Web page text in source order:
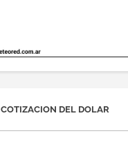
COTIZACION DEL DOLAR